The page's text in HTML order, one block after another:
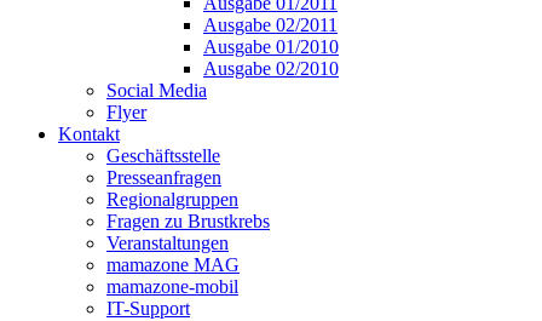
Ausgabe 02/2011
Ausgabe 01/2010
Ausgabe 02/2010
Social Media
Flyer
Kontakt
Geschäftsstelle
Presseanfragen
Regionalgruppen
Fragen zu Brustkrebs
Veranstaltungen
mamazone MAG
mamazone-mobil
IT-Support